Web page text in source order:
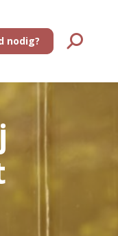
nodig? Zoeken: